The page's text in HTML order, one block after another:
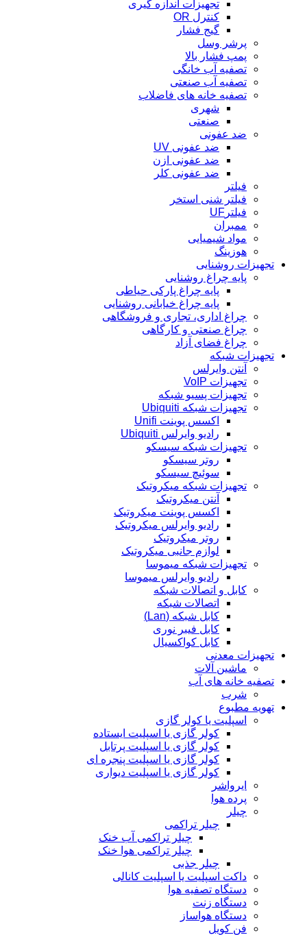
تجهیزات اندازه گیری
کنترل OR
گیج فشار
پرشر وسل
پمپ فشار بالا
تصفیه آب خانگی
تصفیه آب صنعتی
تصفیه خانه های فاضلاب
شهری
صنعتی
ضد عفونی
ضد عفونی UV
ضد عفونی ازن
ضد عفونی کلر
فیلتر
فیلتر شنی استخر
فیلترUF
ممبران
مواد شیمیایی
هوزینگ
تجهیزات روشنایی
پایه چراغ روشنایی
پایه چراغ پارکی حیاطی
پایه چراغ خیابانی روشنایی
چراغ اداری، تجاری و فروشگاهی
چراغ صنعتی و کارگاهی
چراغ فضای آزاد
تجهیزات شبکه
آنتن وایرلس
تجهیزات VoIP
تجهیزات پسیو شبکه
تجهیزات شبکه Ubiquiti
اکسس پوینت Unifi
رادیو وایرلس Ubiquiti
تجهیزات شبکه سیسکو
روتر سیسکو
سوئیچ سیسکو
تجهیزات شبکه میکروتیک
آنتن میکروتیک
اکسس پوینت میکروتیک
رادیو وایرلس میکروتیک
روتر میکروتیک
لوازم جانبی میکروتیک
تجهیزات شبکه میموسا
رادیو وایرلس میموسا
کابل و اتصالات شبکه
اتصالات شبکه
کابل شبکه (Lan)
کابل فیبر نوری
کابل کواکسیال
تجهیزات معدنی
ماشین آلات
تصفیه خانه های آب
شرب
تهویه مطبوع
اسپلیت یا کولر گازی
کولر گازی یا اسپلیت ایستاده
کولر گازی یا اسپلیت پرتابل
کولر گازی یا اسپلیت پنجره ای
کولر گازی یا اسپلیت دیواری
ایرواشر
پرده هوا
چیلر
چیلر تراکمی
چیلر تراکمی آب خنک
چیلر تراکمی هوا خنک
چیلر جذبی
داکت اسپلیت یا اسپلیت کانالی
دستگاه تصفیه هوا
دستگاه زنت
دستگاه هواساز
فن کویل